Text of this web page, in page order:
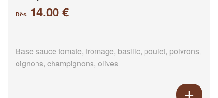
Dès 14.00 €
Base sauce tomate, fromage, basilic, poulet, poivrons,
oignons, champignons, olives